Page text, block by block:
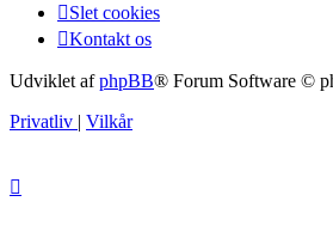
Slet cookies
Kontakt os
Udviklet afphpBB® Forum Software ©
Privatliv | Vilkår